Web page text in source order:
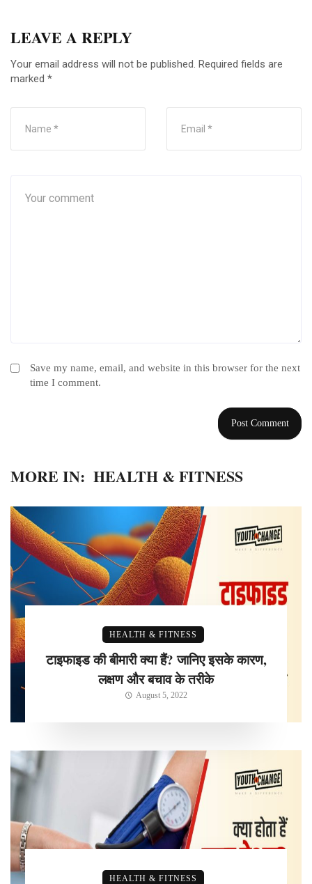
LEAVE A REPLY
Your email address will not be published. Required fields are
marked *
Save my name, email, and website in this browser for the next
time I comment.
MORE IN: HEALTH & FITNESS
HEALTH & FITNESS
टाइफाइड की बीमारी क्या हैं? जानिए इसके कारण,
लक्षण और बचाव के तरीके
August 5, 2022
HEALTH & FITNESS